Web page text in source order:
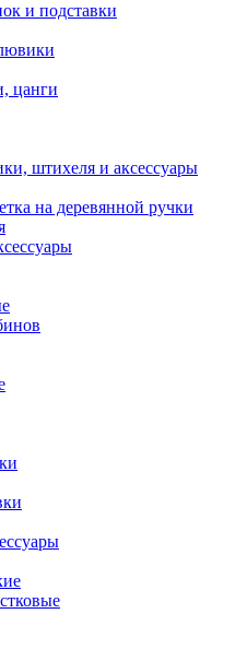
и подставки
цанги
штихеля и аксессуары
на деревянной ручки